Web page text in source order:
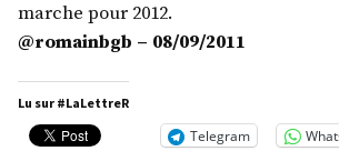
marche pour 2012.
@romainbgb – 08/09/2011
Lu sur #LaLettreR
Telegram